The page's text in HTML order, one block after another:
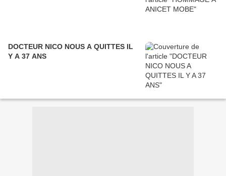
DOCTEUR NICO NOUS A QUITTES IL
Y A 37 ANS